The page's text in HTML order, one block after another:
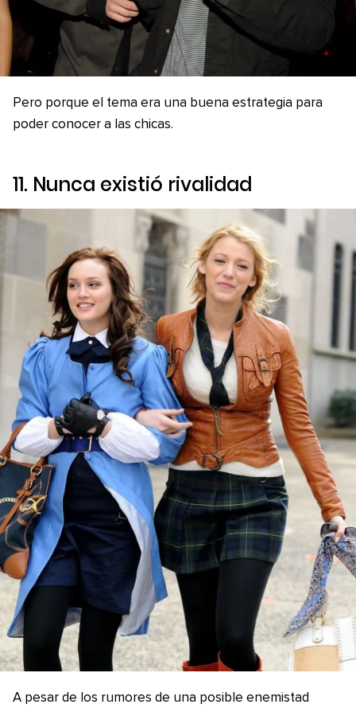
Pero porque el tema era una buena estrategia para
poder conocer a las chicas.
11. Nunca existió rivalidad
A pesar de los rumores de una posible enemistad